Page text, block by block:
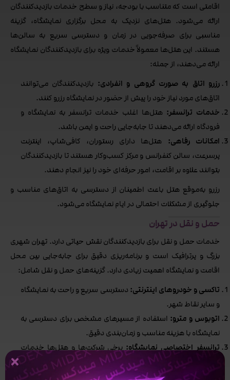
اقامتی است که متناسب با بودجه، نیاز و سطح خدمات بازدیدکنندگان
ارائه می‌شود. هتل‌های نزدیک به محل برگزاری نمایشگاه، گزینه
مناسبی برای صرفه‌جویی در زمان و دسترسی سریع به سالن‌ها
هستند. این هتل‌ها معمولاً خدمات ویژه برای بازدیدکنندگان نمایشگاه
ارائه می‌دهند، از جمله:
رزرو اتاق به صورت گروهی و انفرادی: بازدیدکنندگان می‌توانند
اتاق‌های مورد نیاز خود را پیش از حضور در نمایشگاه رزرو کنند.
خدمات ترانسفر: هتل‌ها اغلب خدمات ترانسفر به نمایشگاه و
فرودگاه ارائه می‌دهند تا جابه‌جایی راحت و ایمن باشد.
امکانات رفاهی: هتل‌ها دارای رستوران، کافی‌شاپ، اینترنت
پرسرعت، سالن کنفرانس و مرکز کسب‌وکار هستند تا بازدیدکنندگان
بتوانند علاوه بر اقامت، امور حرفه‌ای خود را نیز انجام دهند.
رزرو به‌موقع هتل باعث اطمینان از دسترسی به اتاق‌های مناسب و
جلوگیری از مشکلات احتمالی در ایام نمایشگاه می‌شود.
حمل و نقل در تهران
خدمات حمل و نقل برای بازدیدکنندگان نقش حیاتی دارد. تهران شهری
بزرگ و پرترافیک است و برنامه‌ریزی دقیق برای جابه‌جایی بین محل
اقامت و نمایشگاه اهمیت زیادی دارد. گزینه‌های حمل و نقل شامل:
تاکسی و خودروهای اینترنتی: دسترسی سریع و راحت به نمایشگاه
و سایر نقاط شهر.
اتوبوس و مترو: استفاده از مسیرهای مشخص برای دسترسی به
نمایشگاه با هزینه مناسب و زمان‌بندی دقیق.
ترانسفر اختصاصی نمایشگاه: برخی شرکت‌ها و هتل‌ها خدمات
ترانسفر مستقیم به محل نمایشگاه ارائه می‌دهند.